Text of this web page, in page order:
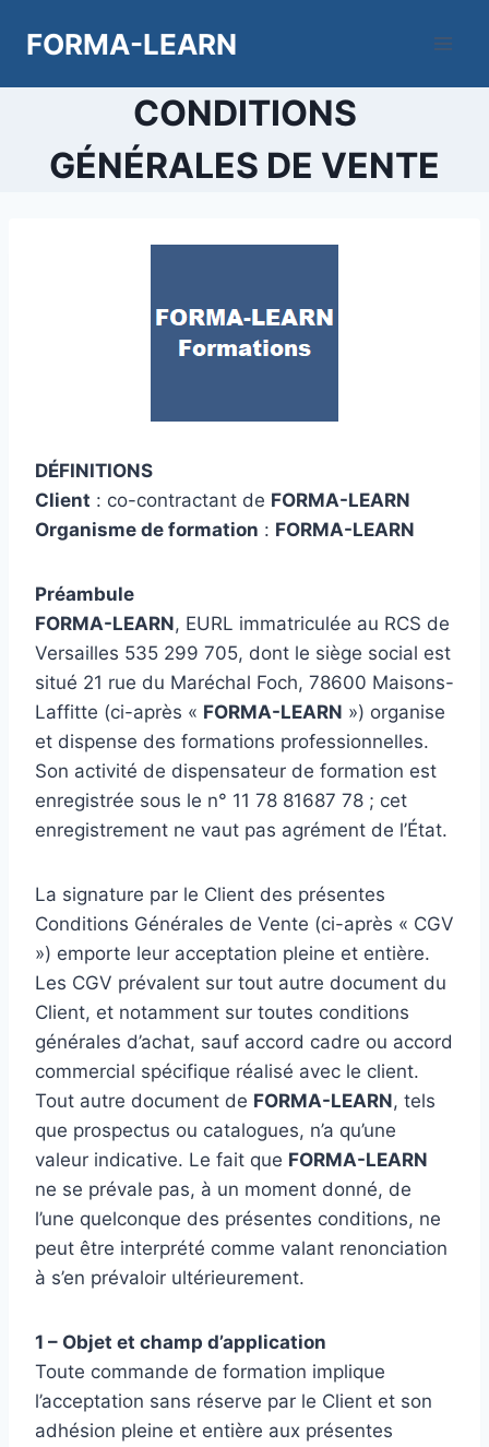
FORMA-LEARN
CONDITIONS
GÉNÉRALES DE VENTE
DÉFINITIONS
Client : co-contractant de FORMA-LEARN
Organisme de formation : FORMA-LEARN
Préambule
FORMA-LEARN, EURL immatriculée au RCS de
Versailles 535 299 705, dont le siège social est
situé 21 rue du Maréchal Foch, 78600 Maisons-
Laffitte (ci-après « FORMA-LEARN ») organise
et dispense des formations professionnelles.
Son activité de dispensateur de formation est
enregistrée sous le n° 11 78 81687 78 ; cet
enregistrement ne vaut pas agrément de l’État.
La signature par le Client des présentes
Conditions Générales de Vente (ci-après « CGV
») emporte leur acceptation pleine et entière.
Les CGV prévalent sur tout autre document du
Client, et notamment sur toutes conditions
générales d’achat, sauf accord cadre ou accord
commercial spécifique réalisé avec le client.
Tout autre document de FORMA-LEARN, tels
que prospectus ou catalogues, n’a qu’une
valeur indicative. Le fait que FORMA-LEARN
ne se prévale pas, à un moment donné, de
l’une quelconque des présentes conditions, ne
peut être interprété comme valant renonciation
à s’en prévaloir ultérieurement.
1 – Objet et champ d’application
Toute commande de formation implique
l’acceptation sans réserve par le Client et son
adhésion pleine et entière aux présentes